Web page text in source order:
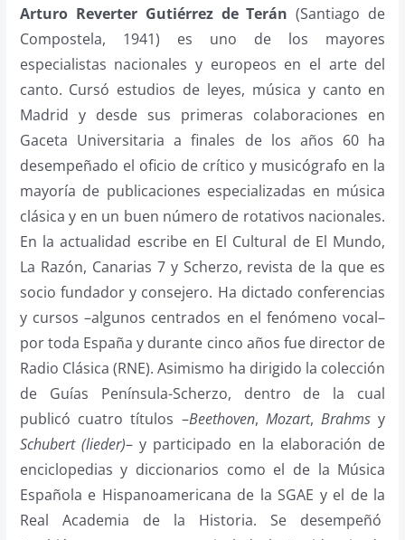
Arturo Reverter Gutiérrez de Terán (Santiago de
Compostela, 1941) es uno de los mayores
especialistas nacionales y europeos en el arte del
canto. Cursó estudios de leyes, música y canto en
Madrid y desde sus primeras colaboraciones en
Gaceta Universitaria a finales de los años 60 ha
desempeñado el oficio de crítico y musicógrafo en la
mayoría de publicaciones especializadas en música
clásica y en un buen número de rotativos nacionales.
En la actualidad escribe en El Cultural de El Mundo,
La Razón, Canarias 7 y Scherzo, revista de la que es
socio fundador y consejero. Ha dictado conferencias
y cursos –algunos centrados en el fenómeno vocal–
por toda España y durante cinco años fue director de
Radio Clásica (RNE). Asimismo ha dirigido la colección
de Guías Península-Scherzo, dentro de la cual
publicó cuatro títulos –Beethoven, Mozart,Brahmsy
Schubert (lieder)– y participado en la elaboración de
enciclopedias y diccionarios como el de la Música
Española e Hispanoamericana de la SGAE y el de la
Real Academia de la Historia. Se desempeñó